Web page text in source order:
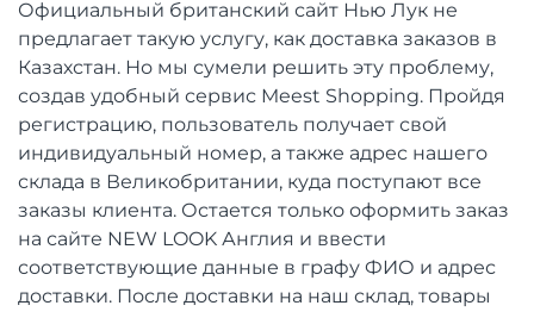
Официальный британский сайт Нью Лук не
предлагает такую услугу, как доставка заказов в
Казахстан. Но мы сумели решить эту проблему,
создав удобный сервис Meest Shopping. Пройдя
регистрацию, пользователь получает свой
индивидуальный номер, а также адрес нашего
склада в Великобритании, куда поступают все
заказы клиента. Остается только оформить заказ
на сайте NEW LOOK Англия и ввести
соответствующие данные в графу ФИО и адрес
доставки. После доставки на наш склад, товары